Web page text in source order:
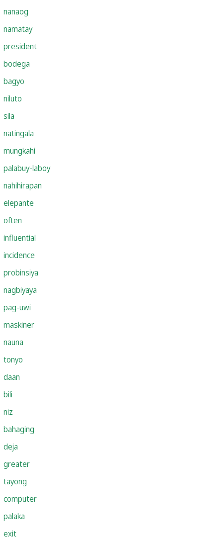
nanaog
namatay
president
bodega
bagyo
niluto
sila
natingala
mungkahi
palabuy-laboy
nahihirapan
elepante
often
influential
incidence
probinsiya
nagbiyaya
pag-uwi
maskiner
nauna
tonyo
daan
bili
niz
bahaging
deja
greater
tayong
computer
palaka
exit